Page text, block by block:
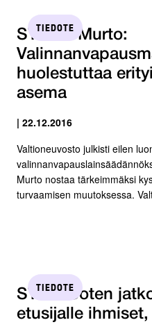
TIEDOTE
STTK:n Murto:
huolestuttaa
asema
| 22.12.2016
Valtioneuvosto julkisti eilen
Murto nostaa tärkeimmäksi
turvaamisen muutoksessa.
TIEDOTE
STTK: Soten
etusijalle